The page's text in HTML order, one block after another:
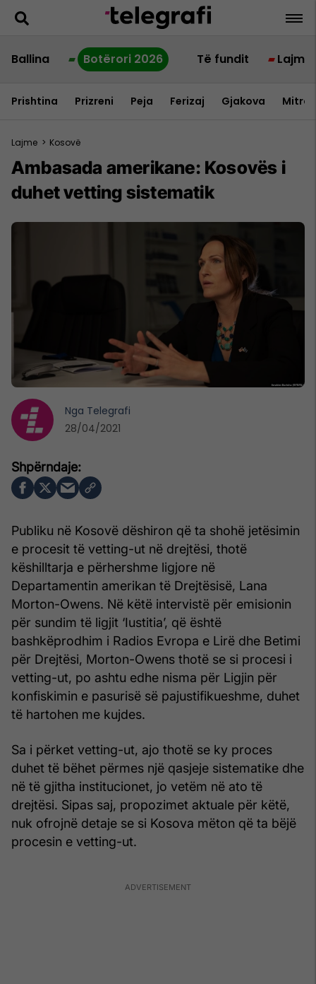
Ballina Botërori 2026 Të fundit Lajme
Prishtina Prizreni Peja Ferizaj Gjakova
Lajme > Kosovë
Ambasada amerikane: Kosovës i
duhet vetting sistematik
Publiku në Kosovë dëshiron që ta shohë jetësimin
e procesit të vetting-ut në drejtësi, thotë
këshilltarja e përhershme ligjore në
Departamentin amerikan të Drejtësisë, Lana
Morton-Owens. Në këtë intervistë për emisionin
për sundim të ligjit ‘Iustitia’, që është
bashkëprodhim i Radios Evropa e Lirë dhe Betimi
për Drejtësi, Morton-Owens thotë se si procesi i
vetting-ut, po ashtu edhe nisma për Ligjin për
konfiskimin e pasurisë së pajustifikueshme, duhet
të hartohen me kujdes.
Sa i përket vetting-ut, ajo thotë se ky proces
duhet të bëhet përmes një qasjeje sistematike dhe
në të gjitha institucionet, jo vetëm në ato të
drejtësi. Sipas saj, propozimet aktuale për këtë,
nuk ofrojnë detaje se si Kosova mëton që ta bëjë
procesin e vetting-ut.
Nga Telegrafi
28/04/2021